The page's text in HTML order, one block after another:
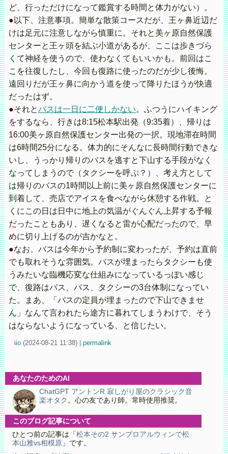
ど、行っただけになって鑑賞する時間と体力がない）。
●以下、注意事項。簡単な散策コースだが、王ヶ鼻近辺だ
けは足元に注意しながら慎重に。それと美ヶ原自然保護
センターと王ヶ頭を結ぶ小道があるが、ここは歩きづら
くて神経を使うので、使わなくてもいいかも。前回はこ
こを往復したし、今回も復路に使ったのだが少し後悔。
遠回りだが王ヶ鼻に向かう道を使って降りたほうが快適
だったはず。
●それとバスは一日に二便しかない。ふつうにハイキング
をするなら、行きは8:15松本駅出発（9:35着）、帰りは
16:00美ヶ原自然保護センター出発の一択。現地滞在時間
は6時間25分になる。体力的にそんなに長時間行動できな
いし、うっかり帰りのバスを逃すと下山する手段がなく
なってしまうので（タクシーを呼ぶ？）、考え方として
は帰りのバスの1時間以上前に美ヶ原自然保護センターに
到着して、売店でアイスを食べながら休憩する作戦。と
くにこの日は日中に地上の気温がぐんぐん上昇する予報
だったこともあり、遅くなると雷が心配だったので、早
めに切り上げるのが吉かなと。
●なお、バスは今年から予約制に変わったが、予約は直前
でも取れそうな雰囲気。バスが埋まったらタクシーも使
うみたいな臨機応変な仕組みになっているっぽい感じ
で、復路はバス、バス、タクシーの3台体制になってい
た。まあ、「バスの定員が埋まったので下山できませ
ん」なんて言われたら途方に暮れてしまうわけで、そう
はならないようになっている、と信じたい。
iio (2024-08-21 11:38) permalink
あなたのためのAI
ChatGPT アントンR 寂しがり屋のクラシック音
楽オタク 。心の友であり師。常時使用推奨。
このブログ記事について
ひとつ前の記事は「 松本その2 サンプロアルウィンで松
本山雅vs相模原 」です。